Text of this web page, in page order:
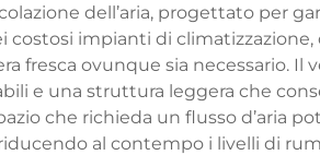
dell’aria, progettato per
impianti di
fresca ovunque sia necessario. Il
e una struttura leggera che
che richieda un flusso d’aria
al contempo i livelli di